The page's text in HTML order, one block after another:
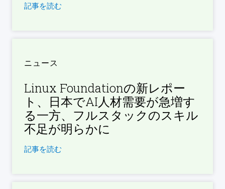
記事を読む
ニュース
Linux Foundationの新レポー
ト、日本でAI人材需要が急増す
る一方、フルスタックのスキル
不足が明らかに
記事を読む